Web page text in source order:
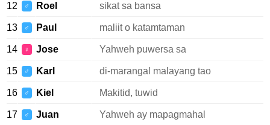
12 ♂ Roel sikat sa bansa
13 ♂ Paul maliit o katamtaman
14 ♀ Jose Yahweh puwersa sa
15 ♂ Karl di-marangal malayang tao
16 ♂ Kiel Makitid, tuwid
17 ♂ Juan Yahweh ay mapagmahal